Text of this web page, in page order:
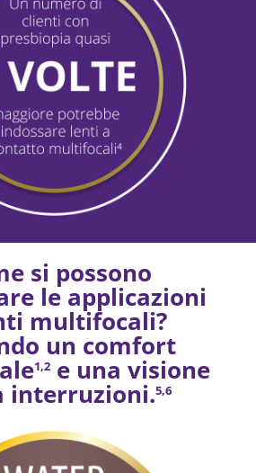
si possono
le applicazioni
multifocali?
un comfort
1,2e una visione
interruzioni.5,6